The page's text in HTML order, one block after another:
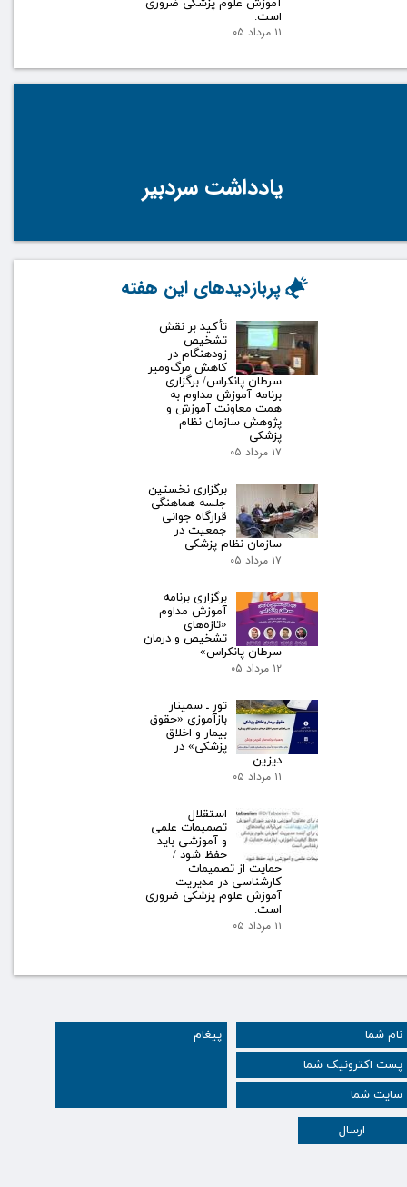
ارسال
است.
۱۱ مرداد ۰۵
یادداشت سردبیر
تأکید بر نقش
تشخیص
زودهنگام در
کاهش مرگ‌ومیر
سرطان پانکراس/ برگزاری
برنامه آموزش مداوم به
همت معاونت آموزش و
پژوهش سازمان نظام
پزشکی
۱۷ مرداد ۰۵
برگزاری نخستین
جلسه هماهنگی
قرارگاه جوانی
جمعیت در
سازمان نظام پزشکی
۱۷ مرداد ۰۵
برگزاری برنامه
آموزش مداوم
«تازه‌های
تشخیص و درمان
سرطان پانکراس»
۱۲ مرداد ۰۵
تور ـ سمینار
بازآموزی «حقوق
بیمار و اخلاق
پزشکی» در
دیزین
۱۱ مرداد ۰۵
استقلال
تصمیمات علمی
و آموزشی باید
حفظ شود /
حمایت از تصمیمات
کارشناسی در مدیریت
آموزش علوم پزشکی ضروری
است.
۱۱ مرداد ۰۵
پربازدیدهای این هفته